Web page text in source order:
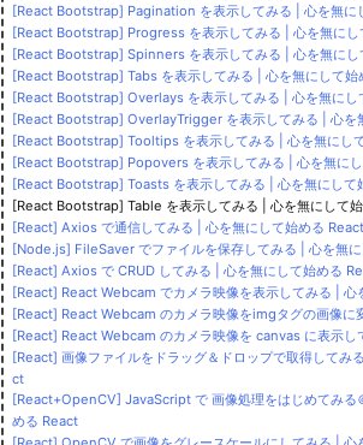
[React Bootstrap] Pagination を表示してみる | 心を無に
[React Bootstrap] Progress を表示してみる | 心を無にし
[React Bootstrap] Spinners を表示してみる | 心を無にし
[React Bootstrap] Tabs を表示してみる | 心を無にして始
[React Bootstrap] Overlays を表示してみる | 心を無にし
[React Bootstrap] OverlayTrigger を表示してみる | 心を
[React Bootstrap] Tooltips を表示してみる | 心を無にし
[React Bootstrap] Popovers を表示してみる | 心を無に
[React Bootstrap] Toasts を表示してみる | 心を無にして
[React Bootstrap] Table を表示してみる | 心を無にして
[React] Axios で通信してみる | 心を無にして始める React
[Node.js] FileSaver でファイルを保存してみる | 心を無
[React] Axios で CRUD してみる | 心を無にして始める
[React] React Webcam でカメラ映像を表示してみる | 心
[React] React Webcam のカメラ映像をimgタグの画像に
[React] React Webcam のカメラ映像を canvas に表示し
[React] 画像ファイルをドラッグ＆ドロップで取得してみ
ct
[React+OpenCV] JavaScript で 画像処理をはじめてみる
める React